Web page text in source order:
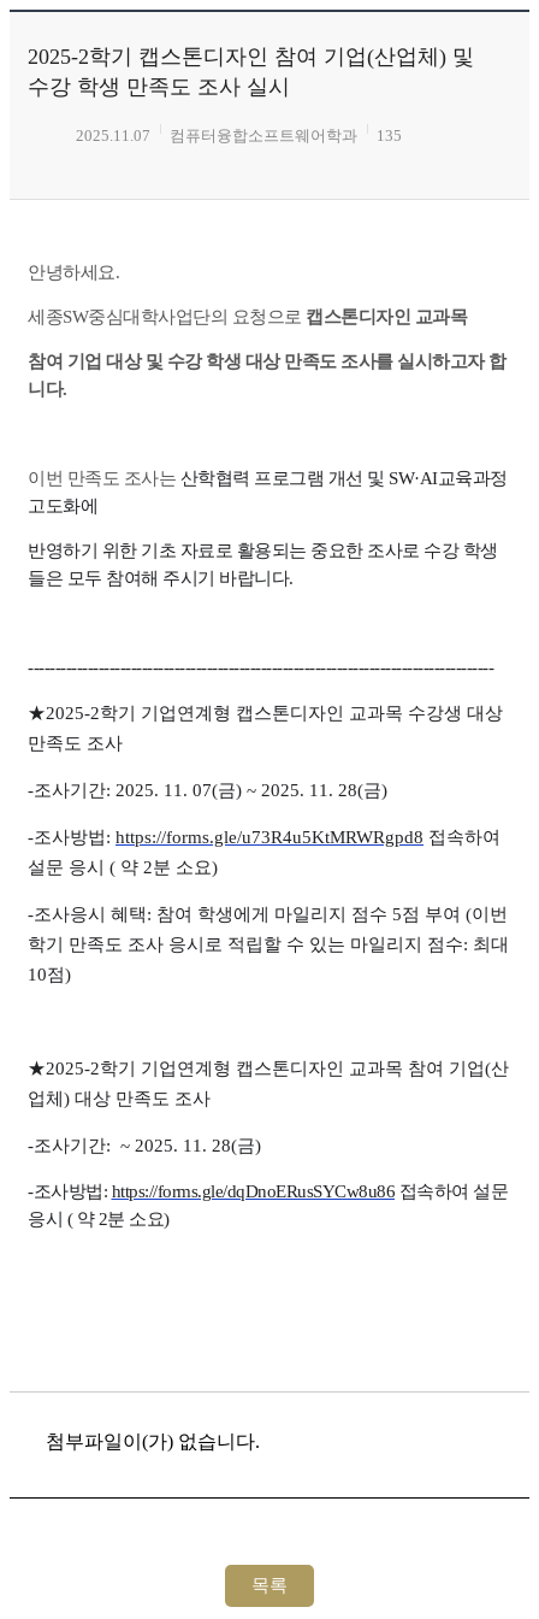
2025-2학기 캡스톤디자인 참여 기업(산업체) 및
수강 학생 만족도 조사 실시
2025.11.07 컴퓨터융합소프트웨어학과 135
안녕하세요.
세종SW중심대학사업단의 요청으로 캡스톤디자인 교과목
참여 기업 대상 및 수강 학생 대상 만족도 조사를 실시하고자 합
니다.
이번 만족도 조사는 산학협력 프로그램 개선 및 SW·AI교육과정
고도화에
반영하기 위한 기초 자료로 활용되는 중요한 조사로 수강 학생
들은 모두 참여해 주시기 바랍니다.
--------------------------------------------------------------------------------------
★2025-2학기 기업연계형 캡스톤디자인 교과목 수강생 대상
만족도 조사
-조사기간: 2025. 11. 07(금) ~ 2025. 11. 28(금)
-조사방법: https://forms.gle/u73R4u5KtMRWRgpd8 접속하여
설문 응시 ( 약 2분 소요)
-조사응시 혜택: 참여 학생에게 마일리지 점수 5점 부여 (이번
학기 만족도 조사 응시로 적립할 수 있는 마일리지 점수: 최대
10점)
★2025-2학기 기업연계형 캡스톤디자인 교과목 참여 기업(산
업체) 대상 만족도 조사
-조사기간: ~ 2025. 11. 28(금)
-조사방법: https://forms.gle/dqDnoERusSYCw8u86 접속하여 설문
응시 ( 약 2분 소요)
첨부파일이(가) 없습니다.